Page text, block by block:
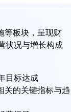
等板块，呈现财
状况与增长构成
目标达成
关的关键指标与趋